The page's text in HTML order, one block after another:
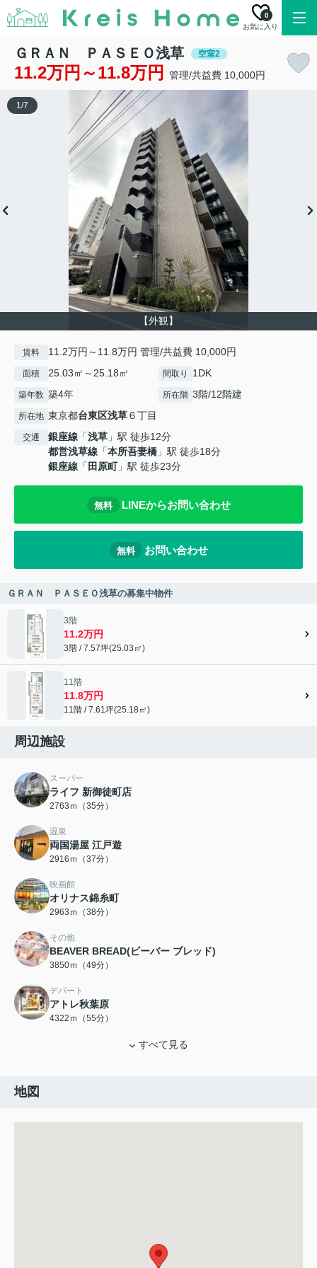
お気に入り
0
ＧＲＡＮ ＰＡＳＥＯ浅草 空室2
11.2万円～11.8万円 管理/共益費 10,000円
【外観】
1/7
賃料 11.2万円～11.8万円 管理/共益費 10,000円
面積 25.03㎡～25.18㎡ 間取り 1DK
築年数 築4年 所在階 3階/12階建
所在地 東京都台東区浅草６丁目
交通 銀座線 「浅草 」駅 徒歩12分
都営浅草線 「本所吾妻橋 」駅 徒歩18分
銀座線 「 田原町」駅 徒歩23分
無料 LINEからお問い合わせ
無料 お問い合わせ
ＧＲＡＮ ＰＡＳＥＯ浅草の募集中物件
3階
11.2万円
3階 / 7.57坪(25.03㎡)
11階
11.8万円
11階 / 7.61坪(25.18㎡)
周辺施設
スーパー
ライフ 新御徒町店
2763ｍ（35分）
温泉
両国湯屋 江戸遊
2916ｍ（37分）
映画館
オリナス錦糸町
2963ｍ（38分）
その他
BEAVER BREAD(ビーバー ブレッド)
3850ｍ（49分）
デパート
アトレ秋葉原
4322ｍ（55分）
すべて見る
地図